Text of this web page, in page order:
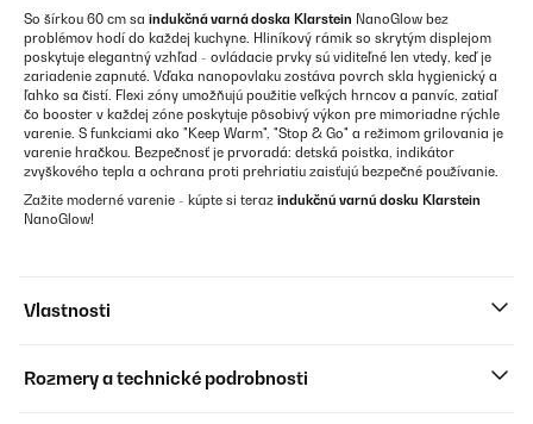
So šírkou 60 cm sa indukčná varná doska Klarstein NanoGlow bez
problémov hodí do každej kuchyne. Hliníkový rámik so skrytým displejom
poskytuje elegantný vzhľad - ovládacie prvky sú viditeľné len vtedy, keď je
zariadenie zapnuté. Vďaka nanopovlaku zostáva povrch skla hygienický a
ľahko sa čistí. Flexi zóny umožňujú použitie veľkých hrncov a panvíc, zatiaľ
čo booster v každej zóne poskytuje pôsobivý výkon pre mimoriadne rýchle
varenie. S funkciami ako "Keep Warm", "Stop & Go" a režimom grilovania je
varenie hračkou. Bezpečnosť je prvoradá: detská poistka, indikátor
zvyškového tepla a ochrana proti prehriatiu zaisťujú bezpečné používanie.
Zažite moderné varenie - kúpte si teraz indukčnú varnú dosku Klarstein
NanoGlow!
Vlastnosti
Rozmery a technické podrobnosti